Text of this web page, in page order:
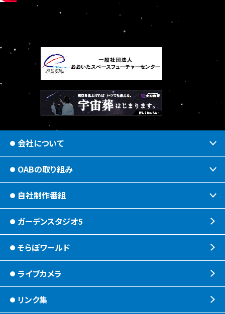
会社について
会社情報
OABからのお知らせ
OABのMVV
リクルートページ
OABの取り組み
ほっとな、じもっと！【地熱TV OAB】
食後の油大カイシュウ
じもエネ
子ども食堂応援
自社制作番組
じもっと！OITA
もっと！
れじゃぐる
SOLD OUT
ガーデンスタジオ5
そらぽワールド
ライブカメラ
リンク集